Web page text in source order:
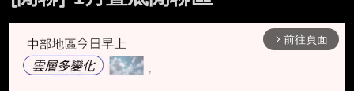
arrow_forward_ios 前往頁面